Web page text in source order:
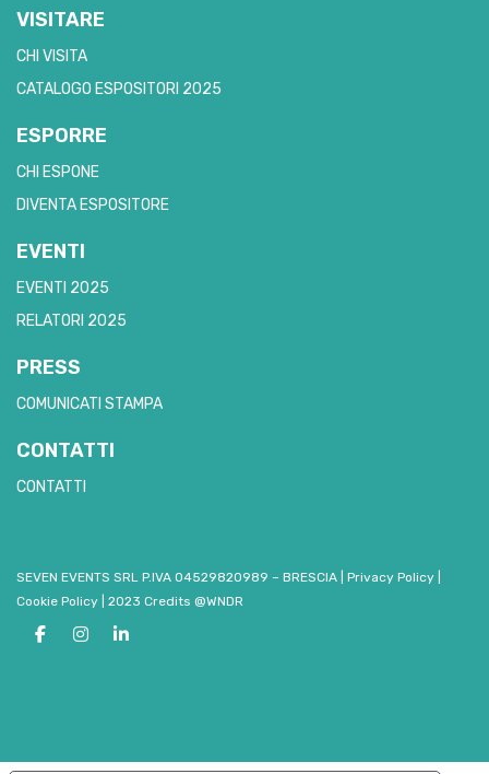
VISITARE
CHI VISITA
CATALOGO ESPOSITORI 2025
ESPORRE
CHI ESPONE
DIVENTA ESPOSITORE
EVENTI
EVENTI 2025
RELATORI 2025
PRESS
COMUNICATI STAMPA
CONTATTI
CONTATTI
SEVEN EVENTS SRL P.IVA 04529820989 – BRESCIA Privacy Policy
Cookie Policy
2023 Credits @WNDR